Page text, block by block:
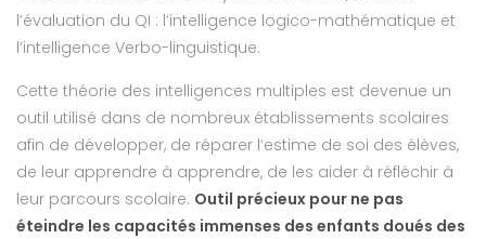
l’évaluation du QI : l’intelligence logico-mathématique et
l’intelligence Verbo-linguistique.
Cette théorie des intelligences multiples est devenue un
outil utilisé dans de nombreux établissements scolaires
afin de développer, de réparer l’estime de soi des élèves,
de leur apprendre à apprendre, de les aider à réfléchir à
leur parcours scolaire. Outil précieux pour ne pas
éteindre les capacités immenses des enfants doués des